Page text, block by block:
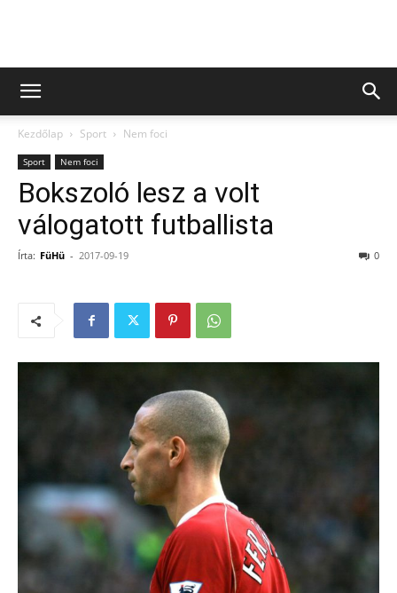
Kezdőlap Sport Nem foci
Sport Nem foci
Bokszoló lesz a volt
válogatott futballista
Írta: FüHü - 2017-09-19 0